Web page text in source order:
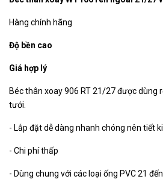
Hàng chính hãng
Độ bền cao
Giá hợp lý
Béc thân xoay 906 RT 21/27 được dùng
tưới.
- Lắp đặt dễ dàng nhanh chóng nên tiết
- Chi phí thấp
- Dùng chung với các loại ống PVC 21